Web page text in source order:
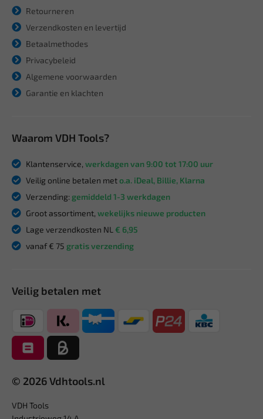
Retourneren
Verzendkosten en levertijd
Betaalmethodes
Privacybeleid
Algemene voorwaarden
Garantie en klachten
Waarom VDH Tools?
Klantenservice, werkdagen van 9:00 tot 17:00 uur
Veilig online betalen meto.a. iDeal, Billie, Klarna
Verzending: gemiddeld 1-3 werkdagen
Groot assortiment, wekelijks nieuwe producten
Lage verzendkosten NL € 6,95
vanaf € 75 gratis verzending
Veilig betalen met
© 2026 Vdhtools.nl
VDH Tools